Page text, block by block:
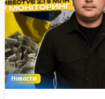
Новости